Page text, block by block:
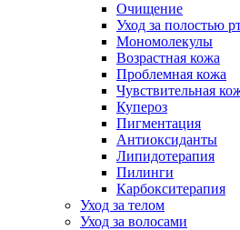
Очищение
Уход за полостью
Мономолекулы
Возрастная кожа
Проблемная кожа
Чувствительная
Купероз
Пигментация
Антиоксиданты
Липидотерапия
Пилинги
Карбокситерапия
Уход за телом
Уход за волосами